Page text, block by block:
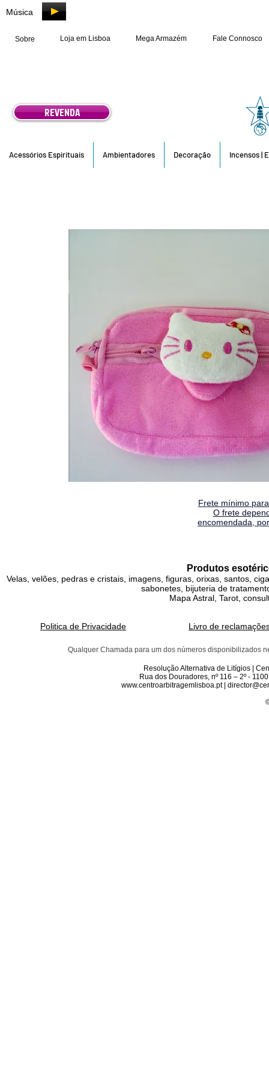
Música
Sobre Loja em Lisboa Mega Armazém Fale Connosco
REVENDA
Acessórios Espirituais Ambientadores Decoração Incensos |
Frete mínimo
O frete
encomendada,
Produtos
Velas, velões, pedras e cristais, imagens, figuras, orixas, santos,
sabonetes, bijuteria de
Mapa Astral, Tarot,
Politica de Privacidade Livro de
Qualquer Chamada para um dos números disponibilizados
Resolução Alternativa de Litígios |
Rua dos Douradores, nº 116 – 2º -
www.centroarbitragemlisboa.pt |